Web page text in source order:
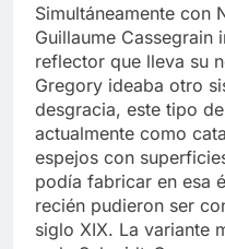
Simultáneamente con
Guillaume Cassegrain
reflector que lleva su
Gregory ideaba otro
desgracia, este tipo
actualmente como
espejos con
podía fabricar en esa
recién pudieron ser
siglo XIX. La variante